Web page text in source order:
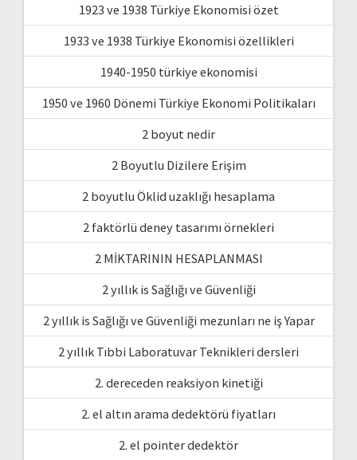
1923 ve 1938 Türkiye Ekonomisi özet
1933 ve 1938 Türkiye Ekonomisi özellikleri
1940-1950 türkiye ekonomisi
1950 ve 1960 Dönemi Türkiye Ekonomi Politikaları
2 boyut nedir
2 Boyutlu Dizilere Erişim
2 boyutlu Öklid uzaklığı hesaplama
2 faktörlü deney tasarımı örnekleri
2 MİKTARININ HESAPLANMASI
2 yıllık is Sağlığı ve Güvenliği
2 yıllık is Sağlığı ve Güvenliği mezunları ne iş Yapar
2 yıllık Tıbbi Laboratuvar Teknikleri dersleri
2. dereceden reaksiyon kinetiği
2. el altın arama dedektörü fiyatları
2. el pointer dedektör